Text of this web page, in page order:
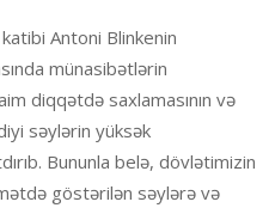
Antoni Blinkenin
münasibətlərin
diqqətdə saxlamasının və
səylərin yüksək
Bununla belə, dövlətimizin
göstərilən səylərə və